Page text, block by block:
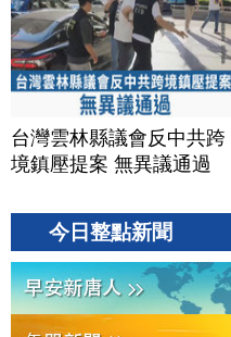
台灣雲林縣議會反中共跨
境鎮壓提案 無異議通過
今日整點新聞